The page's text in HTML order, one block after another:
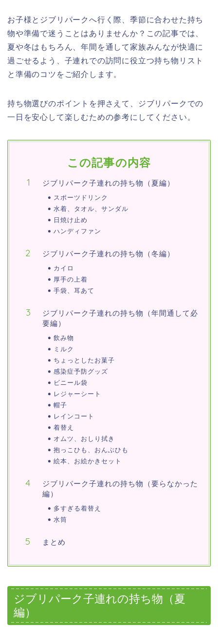
お子様とジブリパークへ行く際、季節に合わせた持ち
物や準備で迷うことはありませんか？この記事では、
夏や冬はもちろん、年間を通して家族みんなが快適に
過ごせるよう、子連れでの訪問に役立つ持ち物リスト
と準備のコツをご紹介します。
持ち物選びのポイントを押さえて、ジブリパークでの
一日を安心して楽しむための参考にしてください。
この記事の内容
ジブリパーク子連れの持ち物（夏編）
スポーツドリンク
水着、タオル、サンダル
日焼け止め
ハンディファン
ジブリパーク子連れの持ち物（冬編）
カイロ
厚手の上着
手袋、耳あて
ジブリパーク子連れの持ち物（年間通して必
要編）
飲み物
ミルク
ちょっとしたお菓子
感染症予防グッズ
ビニール袋
レジャーシート
帽子
レインコート
着替え
オムツ、おしり拭き
抱っこひも、おんぶひも
絵本、お絵かきセット
ジブリパーク子連れの持ち物（要らなかった
編）
多すぎる着替え
水筒
まとめ
ジブリパーク子連れの持ち物（夏
編）